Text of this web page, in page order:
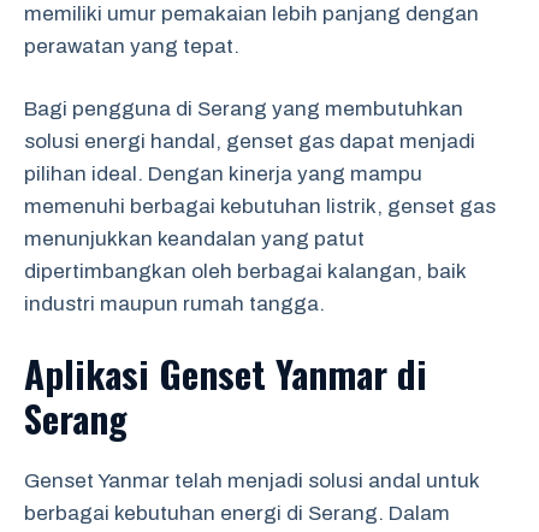
memiliki umur pemakaian lebih panjang dengan
perawatan yang tepat.
Bagi pengguna di Serang yang membutuhkan
solusi energi handal, genset gas dapat menjadi
pilihan ideal. Dengan kinerja yang mampu
memenuhi berbagai kebutuhan listrik, genset gas
menunjukkan keandalan yang patut
dipertimbangkan oleh berbagai kalangan, baik
industri maupun rumah tangga.
Aplikasi Genset Yanmar di
Serang
Genset Yanmar telah menjadi solusi andal untuk
berbagai kebutuhan energi di Serang. Dalam